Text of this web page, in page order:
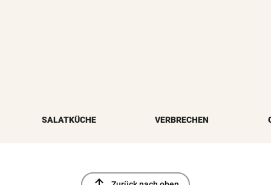
SALATKÜCHE VERBRECHEN